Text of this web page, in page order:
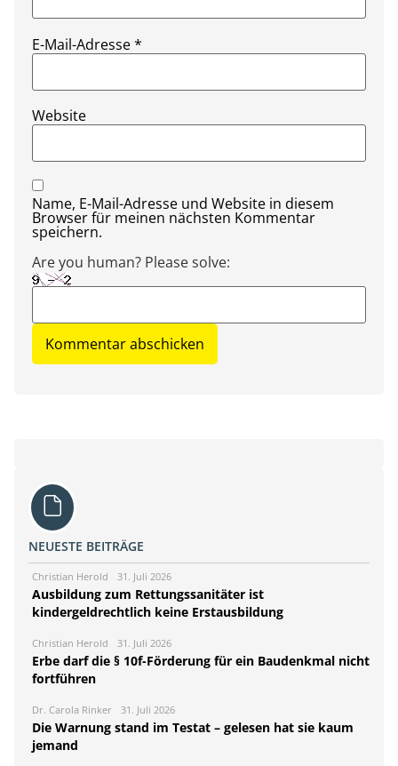
E-Mail-Adresse*
Website
Name, E-Mail-Adresse und Website in diesem
Browser für meinen nächsten Kommentar
speichern.
Are you human? Please solve:
NEUESTE BEITRÄGE
Christian Herold 31. Juli 2026
Ausbildung zum Rettungssanitäter ist
kindergeldrechtlich keine Erstausbildung
Christian Herold 31. Juli 2026
Erbe darf die § 10f-Förderung für ein Baudenkmal nicht
fortführen
Dr. Carola Rinker 31. Juli 2026
Die Warnung stand im Testat – gelesen hat sie kaum
jemand